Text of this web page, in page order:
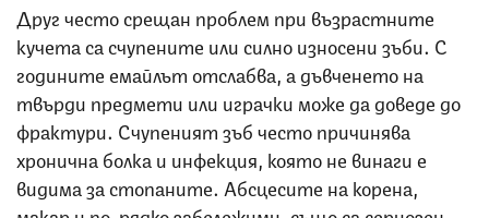
Друг често срещан проблем при възрастните
кучета са счупените или силно износени зъби. С
годините емайлът отслабва, а дъвченето на
твърди предмети или играчки може да доведе до
фрактури. Счупеният зъб често причинява
хронична болка и инфекция, която не винаги е
видима за стопаните. Абсцесите на корена,